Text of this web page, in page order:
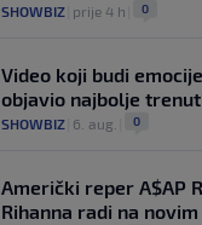
SHOWBIZ prije 4 h 0
Video koji budi
objavio najbolje
SHOWBIZ 6. aug. 0
Američki reper A$AP
Rihanna radi na